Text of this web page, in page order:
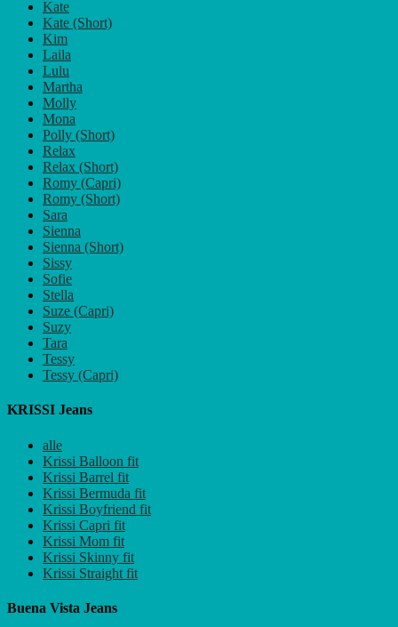
Kate
Kate (Short)
Kim
Laila
Lulu
Martha
Molly
Mona
Polly (Short)
Relax
Relax (Short)
Romy (Capri)
Romy (Short)
Sara
Sienna
Sienna (Short)
Sissy
Sofie
Stella
Suze (Capri)
Suzy
Tara
Tessy
Tessy (Capri)
KRISSI Jeans
alle
Krissi Balloon fit
Krissi Barrel fit
Krissi Bermuda fit
Krissi Boyfriend fit
Krissi Capri fit
Krissi Mom fit
Krissi Skinny fit
Krissi Straight fit
Buena Vista Jeans